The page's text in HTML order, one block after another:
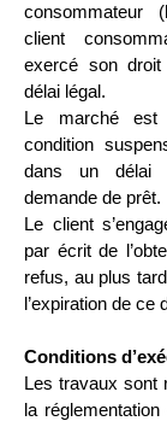
consommateur
client
exercé son
délai légal.
Le marché
condition
dans un délai
demande de prêt.
Le client
par écrit de
refus, au plus
l’expiration de ce
Conditions
Les travaux sont
la